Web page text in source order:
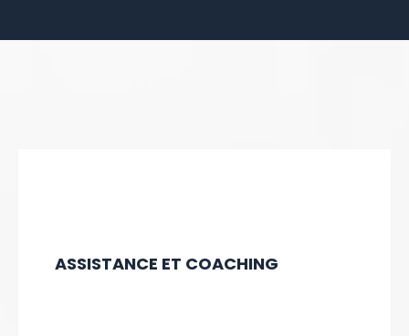
ASSISTANCE ET COACHING